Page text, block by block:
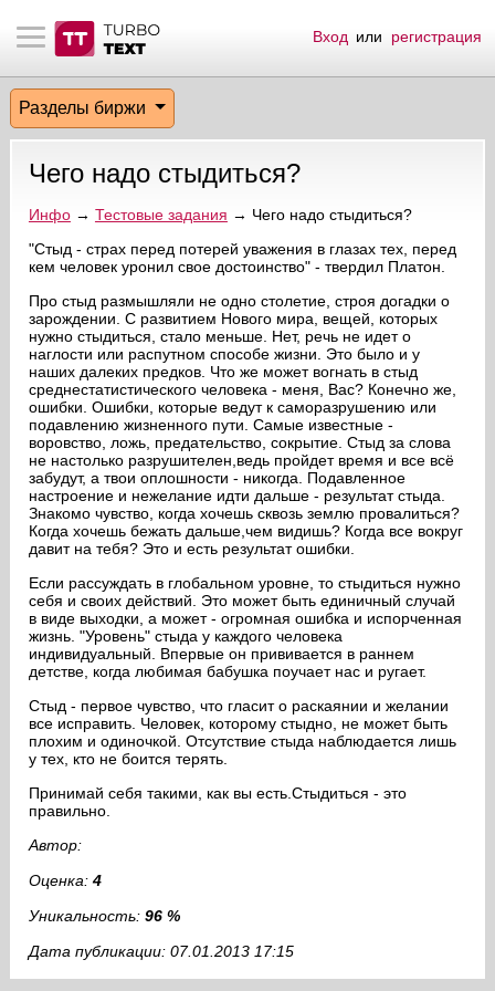
материалы
биржи
пользователи
эфир
на сайте
пользователей
сообщения
по форуму
Вход или регистрация
Разделы биржи
Чего надо стыдиться?
Инфо→ Тестовые задания → Чего надо стыдиться?
"Стыд - страх перед потерей уважения в глазах тех, перед
кем человек уронил свое достоинство" - твердил Платон.
Про стыд размышляли не одно столетие, строя догадки о
зарождении. С развитием Нового мира, вещей, которых
нужно стыдиться, стало меньше. Нет, речь не идет о
наглости или распутном способе жизни. Это было и у
наших далеких предков. Что же может вогнать в стыд
среднестатистического человека - меня, Вас? Конечно же,
ошибки. Ошибки, которые ведут к саморазрушению или
подавлению жизненного пути. Самые известные -
воровство, ложь, предательство, сокрытие. Стыд за слова
не настолько разрушителен,ведь пройдет время и все всё
забудут, а твои оплошности - никогда. Подавленное
настроение и нежелание идти дальше - результат стыда.
Знакомо чувство, когда хочешь сквозь землю провалиться?
Когда хочешь бежать дальше,чем видишь? Когда все вокруг
давит на тебя? Это и есть результат ошибки.
Если рассуждать в глобальном уровне, то стыдиться нужно
себя и своих действий. Это может быть единичный случай
в виде выходки, а может - огромная ошибка и испорченная
жизнь. "Уровень" стыда у каждого человека
индивидуальный. Впервые он прививается в раннем
детстве, когда любимая бабушка поучает нас и ругает.
Стыд - первое чувство, что гласит о раскаянии и желании
все исправить. Человек, которому стыдно, не может быть
плохим и одиночкой. Отсутствие стыда наблюдается лишь
у тех, кто не боится терять.
Принимай себя такими, как вы есть.Стыдиться - это
правильно.
Автор:
Оценка: 4
Уникальность: 96 %
Дата публикации: 07.01.2013 17:15